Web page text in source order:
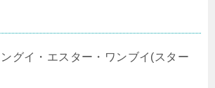
グイ・エスター・ワンブイ(スター